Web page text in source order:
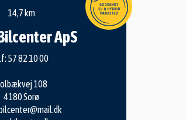
14,7 km
ApS
57 82 10 00
108
4180 Sorø